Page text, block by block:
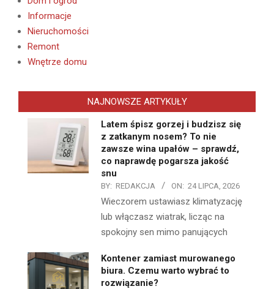
Informacje
Nieruchomości
Remont
Wnętrze domu
NAJNOWSZE ARTYKUŁY
Latem śpisz gorzej i budzisz się
z zatkanym nosem? To nie
zawsze wina upałów – sprawdź,
co naprawdę pogarsza jakość
snu
BY: REDAKCJA ON: 24 LIPCA, 2026
Wieczorem ustawiasz klimatyzację
lub włączasz wiatrak, licząc na
spokojny sen mimo panujących
Kontener zamiast murowanego
biura. Czemu warto wybrać to
rozwiązanie?